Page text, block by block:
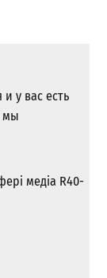
у вас есть
мы
медіа R40-